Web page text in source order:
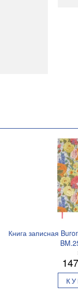
Книга записная
147